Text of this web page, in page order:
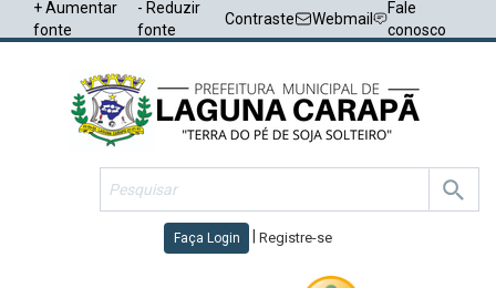
+ Aumentar
fonte
- Reduzir
fonte
Contraste Webmail
Fale
conosco
Faça Login Registre-se